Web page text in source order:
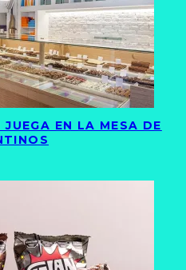
EN LA MESA DE